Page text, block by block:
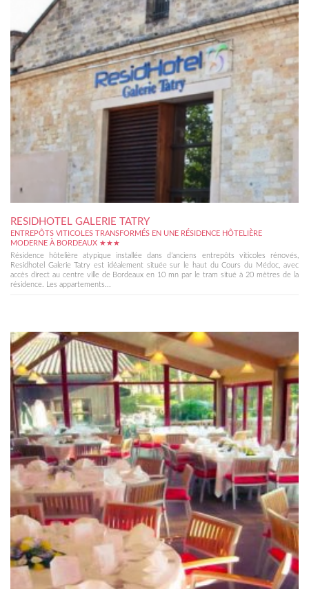
RESIDHOTEL GALERIE TATRY
ENTREPÔTS VITICOLES TRANSFORMÉS EN UNE RÉSIDENCE HÔTELIÈRE
MODERNE À BORDEAUX ★★★
Résidence hôtelière atypique installée dans d’anciens entrepôts viticoles rénovés,
Residhotel Galerie Tatry est idéalement située sur le haut du Cours du Médoc, avec
accès direct au centre ville de Bordeaux en 10 mn par le tram situé à 20 mètres de la
résidence. Les appartements...